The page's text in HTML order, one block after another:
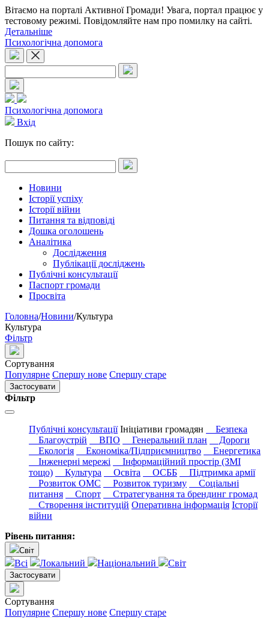
Вітаємо на порталі Активної Громади! Увага, портал працює у
тестовому режимі. Повідомляйте нам про помилку на сайті.
Детальніше
Психологічна допомога
Психологічна допомога
Вхід
Пошук по сайту:
Новини
Історії успіху
Історії війни
Питання та відповіді
Дошка оголошень
Аналітика
Дослідження
Публікації досліджень
Публічні консультації
Паспорт громади
Просвіта
Головна/Новини/Культура
Культура
Фільтр
Сортування
Популярне Спершу нове Спершу старе
Застосувати
Фільтр
Публічні консультації Ініціативи громадян
Безпека
Благоустрій
ВПО Генеральний план
Дороги
Екологія
Економіка/Підприємництво
Енергетика
Інженерні мережі
Інформаційний простір (ЗМІ
тощо)
Культура Освіта ОСББ
Підтримка армії
Розвиток ОМС
Розвиток туризму
Соціальні
питання
Спорт
Стратегування та брендинг громад
Створення інституцій Оперативна інформація Історії
війни
Рівень питання:
Світ
Всі Локальний Національний Світ
Застосувати
Сортування
Популярне Спершу нове Спершу старе